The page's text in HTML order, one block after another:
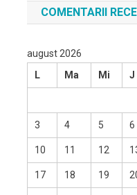
COMENTARII
august 2026
L
Ma Mi J
3 4 5 6
10 11 12
17 18 19